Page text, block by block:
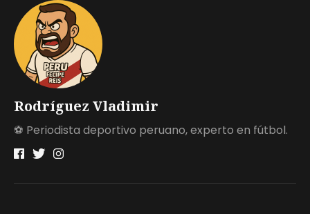
Rodríguez Vladimir
⚽ Periodista deportivo peruano, experto en fútbol.